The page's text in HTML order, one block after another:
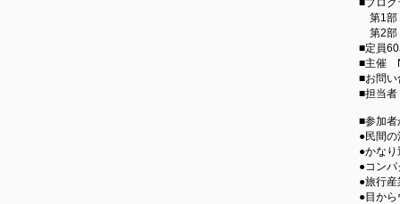
​■プログ
第1部
第2部
​■定員
​■主催
​■お問い
​■担当者
■参加者
●民間
●かな
●コン
●旅行
●目か